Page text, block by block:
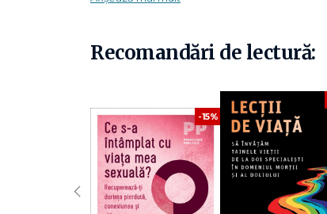
între client şi psihoterapeut sau consilier. - I.
nici deosebirile dintre ele, rezultat al tendinței
fapt datorat de multe ori contextului cultural. - I.
Irina Holdevici, prof. univ. și dr. în psihologie,
Psihologie a Universității „Titu Maiorescu" din
psihoterapie cognitiv-comportamentală, cu o
Recomandări de lectură:
-15%
‹